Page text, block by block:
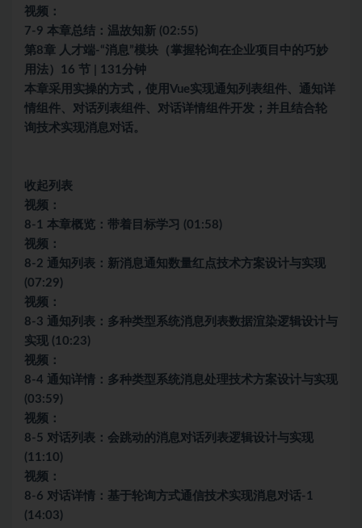
视频：
7-9 本章总结：温故知新 (02:55)
第8章 人才端-“消息”模块（掌握轮询在企业项目中的巧妙
用法）16 节 | 131分钟
本章采用实操的方式，使用Vue实现通知列表组件、通知详
情组件、对话列表组件、对话详情组件开发；并且结合轮
询技术实现消息对话。
收起列表
视频：
8-1 本章概览：带着目标学习 (01:58)
视频：
8-2 通知列表：新消息通知数量红点技术方案设计与实现
(07:29)
视频：
8-3 通知列表：多种类型系统消息列表数据渲染逻辑设计与
实现 (10:23)
视频：
8-4 通知详情：多种类型系统消息处理技术方案设计与实现
(03:59)
视频：
8-5 对话列表：会跳动的消息对话列表逻辑设计与实现
(11:10)
视频：
8-6 对话详情：基于轮询方式通信技术实现消息对话-1
(14:03)